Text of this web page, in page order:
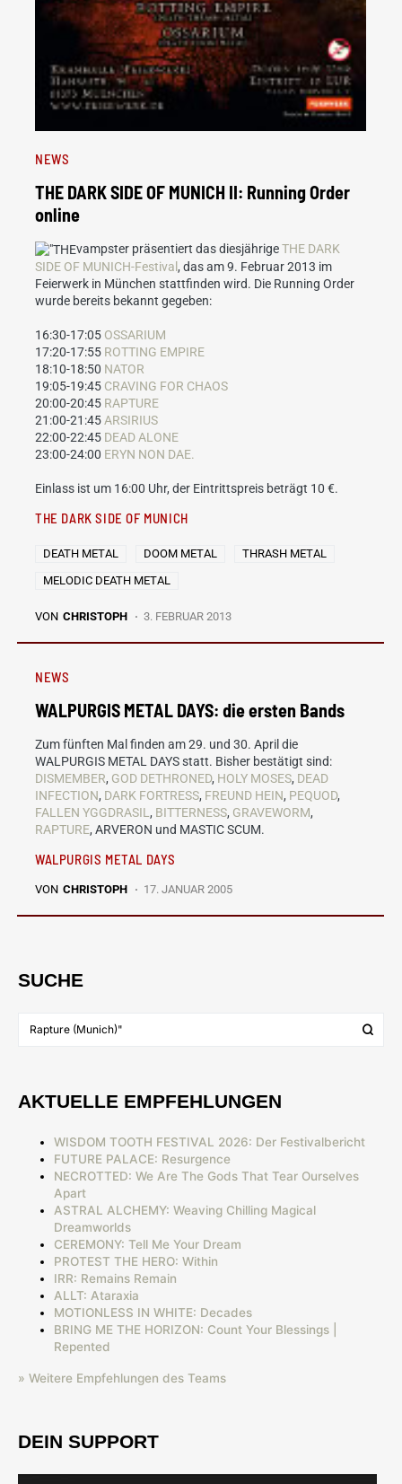
NEWS
THE DARK SIDE OF MUNICH II: Running Order
online
vampster präsentiert das diesjährigeTHE DARK
SIDE OF MUNICH-Festival , das am 9. Februar 2013 im
Feierwerk in München stattfinden wird. Die Running Order
wurde bereits bekannt gegeben:
16:30-17:05 OSSARIUM
17:20-17:55 ROTTING EMPIRE
18:10-18:50 NATOR
19:05-19:45 CRAVING FOR CHAOS
20:00-20:45 RAPTURE
21:00-21:45 ARSIRIUS
22:00-22:45 DEAD ALONE
23:00-24:00 ERYN NON DAE.
Einlass ist um 16:00 Uhr, der Eintrittspreis beträgt 10 €.
THE DARK SIDE OF MUNICH
DEATH METAL DOOM METAL
THRASH METAL
MELODIC DEATH METAL
VON CHRISTOPH 3. FEBRUAR 2013
NEWS
WALPURGIS METAL DAYS: die ersten Bands
Zum fünften Mal finden am 29. und 30. April die
WALPURGIS METAL DAYS statt. Bisher bestätigt sind:
DISMEMBER, GOD DETHRONED, HOLY MOSES, DEAD
INFECTION, DARK FORTRESS, FREUND HEIN, PEQUOD,
FALLEN YGGDRASIL , BITTERNESS, GRAVEWORM,
RAPTURE, ARVERON und MASTIC SCUM.
WALPURGIS METAL DAYS
VON CHRISTOPH 17. JANUAR 2005
SUCHE
AKTUELLE EMPFEHLUNGEN
WISDOM TOOTH FESTIVAL 2026: Der Festivalbericht
FUTURE PALACE: Resurgence
NECROTTED: We Are The Gods That Tear Ourselves
Apart
ASTRAL ALCHEMY: Weaving Chilling Magical
Dreamworlds
CEREMONY: Tell Me Your Dream
PROTEST THE HERO: Within
IRR: Remains Remain
ALLT: Ataraxia
MOTIONLESS IN WHITE: Decades
BRING ME THE HORIZON: Count Your Blessings |
Repented
» Weitere Empfehlungen des Teams
DEIN SUPPORT